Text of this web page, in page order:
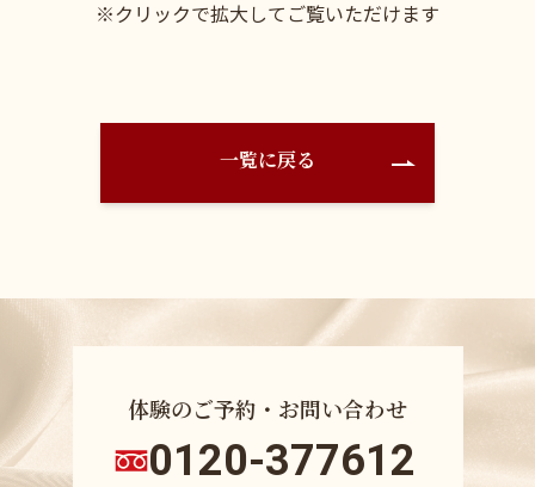
※クリックで拡大してご覧いただけます
一覧に戻る
体験のご予約・お問い合わせ
0120-377612